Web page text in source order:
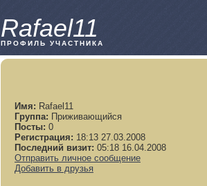
Rafael11
ПРОФИЛЬ УЧАСТНИКА
Имя: Rafael11
Группа: Приживающийся
Посты: 0
Регистрация: 18:13 27.03.2008
Последний визит: 05:18 16.04.2008
Отправить личное сообщение
Добавить в друзья